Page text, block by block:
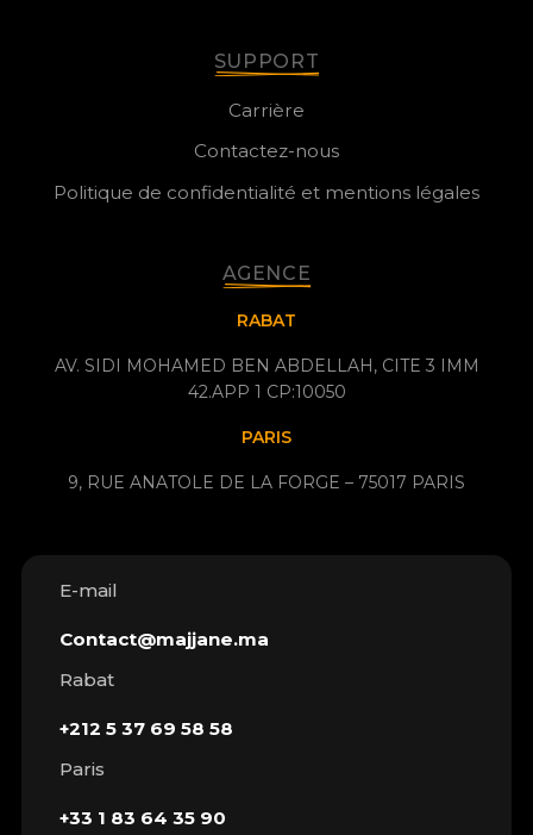
SUPPORT
Carrière
Contactez-nous
Politique de confidentialité et mentions légales
AGENCE
RABAT
AV. SIDI MOHAMED BEN ABDELLAH, CITE 3 IMM
42.APP 1 CP:10050
PARIS
9, RUE ANATOLE DE LA FORGE – 75017 PARIS
E-mail
Contact@majjane.ma
Rabat
+212 5 37 69 58 58
Paris
+33 1 83 64 35 90